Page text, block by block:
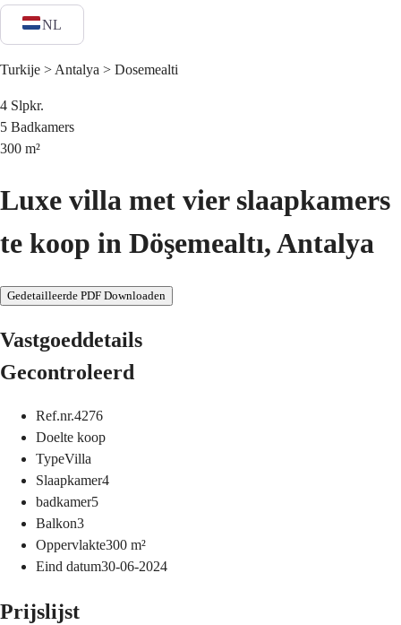
NL
Turkije > Antalya > Dosemealti
4 Slpkr.
5 Badkamers
300 m²
Luxe villa met vier slaapkamers
te koop in Döşemealtı, Antalya
Gedetailleerde PDF Downloaden
Vastgoeddetails
Gecontroleerd
Ref.nr.4276
Doelte koop
TypeVilla
Slaapkamer4
badkamer5
Balkon3
Oppervlakte300 m²
Eind datum30-06-2024
Prijslijst